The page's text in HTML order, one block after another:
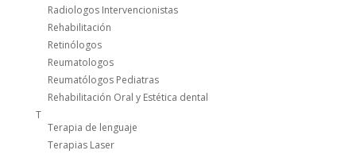
Radiologos Intervencionistas
Rehabilitación
Retinólogos
Reumatologos
Reumatólogos Pediatras
Rehabilitación Oral y Estética dental
T
Terapia de lenguaje
Terapias Laser